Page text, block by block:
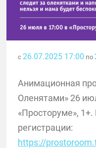
с 26.07.2025 17:00 по
Анимационная
Оленятами» 26
«Просторуме»,
регистрации:
https://